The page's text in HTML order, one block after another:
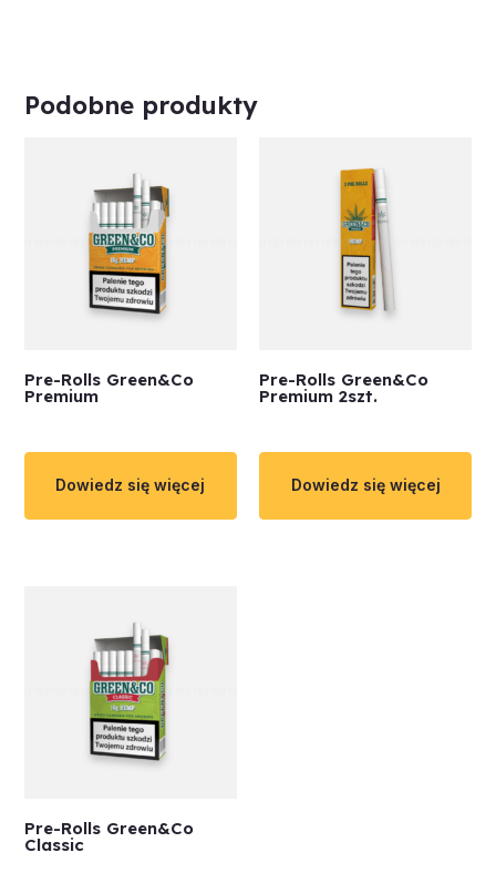
Podobne produkty
Pre-Rolls Green&Co
Premium
Dowiedz się więcej
Pre-Rolls Green&Co
Premium 2szt.
Dowiedz się więcej
Pre-Rolls Green&Co
Classic